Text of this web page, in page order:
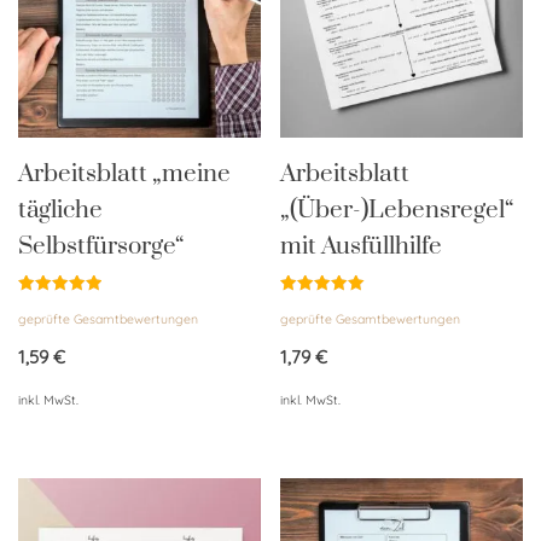
Arbeitsblatt „meine
tägliche
Selbstfürsorge“
mit
von 5
geprüfte Gesamtbewertungen
1,59€
inkl. MwSt.
Arbeitsblatt
„(Über-)Lebensregel“
mit Ausfüllhilfe
mit
von 5
geprüfte Gesamtbewertungen
1,79€
inkl. MwSt.